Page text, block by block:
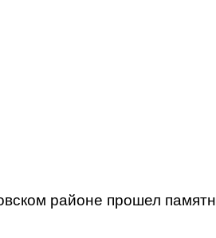
районе прошел